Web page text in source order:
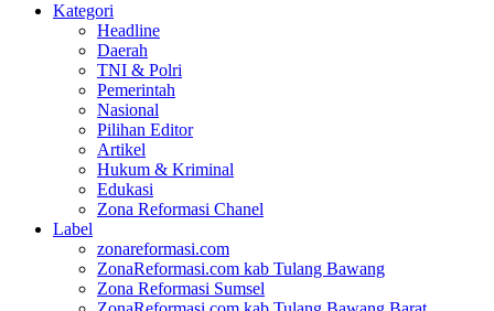
Kategori
Headline
Daerah
TNI & Polri
Pemerintah
Nasional
Pilihan Editor
Artikel
Hukum & Kriminal
Edukasi
Zona Reformasi Chanel
Label
zonareformasi.com
ZonaReformasi.com kab Tulang Bawang
Zona Reformasi Sumsel